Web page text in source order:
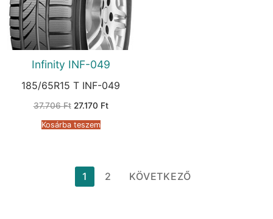
Infinity INF-049
185/65R15 T INF-049
37.706Ft Original
was:
37.706 Ft.
27.170 FtCurrent
Kosárba teszem
Bejegyzések
1 2 KÖVETKEZŐ